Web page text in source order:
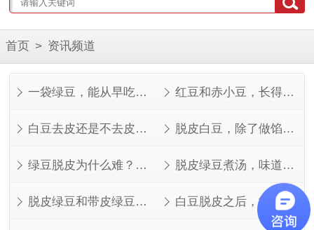
首页 > 资讯频道
一袋绿豆，能从早吃到晚 红豆和赤小豆，长得像但不是一回事
白豆去皮还是不去皮？看完这几点就知道了 脱皮白豆，除了做馅还能做什么？
绿豆脱皮为什么难？看完就知道了 脱皮绿豆煮汤，味道其实不一样
脱皮绿豆和带皮绿豆，功效差在哪？ 白豆脱皮之后，能做的菜比想象中多